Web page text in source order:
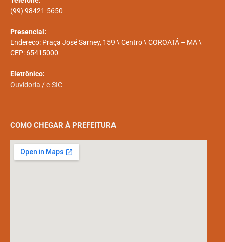
(99) 98421-5650
Presencial:
Endereço: Praça José Sarney, 159 \ Centro \ COROATÁ – MA \
CEP: 65415000
Eletrônico:
Ouvidoria /e-SIC
COMO CHEGAR À PREFEITURA